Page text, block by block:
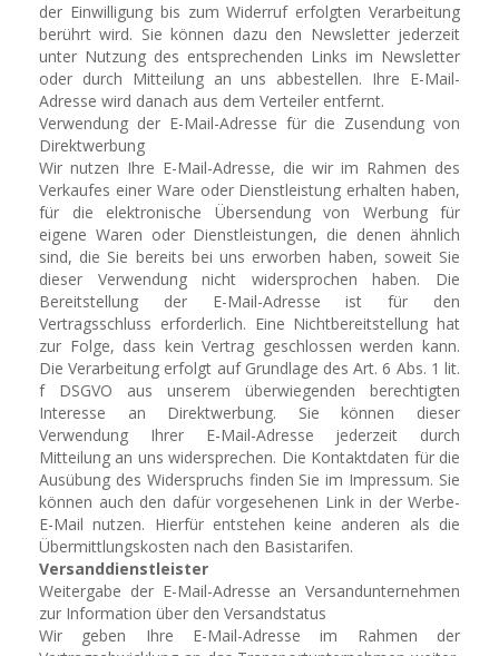
der Einwilligung bis zum Widerruf erfolgten Verarbeitung
berührt wird. Sie können dazu den Newsletter jederzeit
unter Nutzung des entsprechenden Links im Newsletter
oder durch Mitteilung an uns abbestellen. Ihre E-Mail-
Adresse wird danach aus dem Verteiler entfernt.
Verwendung der E-Mail-Adresse für die Zusendung von
Direktwerbung
Wir nutzen Ihre E-Mail-Adresse, die wir im Rahmen des
Verkaufes einer Ware oder Dienstleistung erhalten haben,
für die elektronische Übersendung von Werbung für
eigene Waren oder Dienstleistungen, die denen ähnlich
sind, die Sie bereits bei uns erworben haben, soweit Sie
dieser Verwendung nicht widersprochen haben. Die
Bereitstellung der E-Mail-Adresse ist für den
Vertragsschluss erforderlich. Eine Nichtbereitstellung hat
zur Folge, dass kein Vertrag geschlossen werden kann.
Die Verarbeitung erfolgt auf Grundlage des Art. 6 Abs. 1 lit.
f DSGVO aus unserem überwiegenden berechtigten
Interesse an Direktwerbung. Sie können dieser
Verwendung Ihrer E-Mail-Adresse jederzeit durch
Mitteilung an uns widersprechen. Die Kontaktdaten für die
Ausübung des Widerspruchs finden Sie im Impressum. Sie
können auch den dafür vorgesehenen Link in der Werbe-
E-Mail nutzen. Hierfür entstehen keine anderen als die
Übermittlungskosten nach den Basistarifen.
Versanddienstleister
Weitergabe der E-Mail-Adresse an Versandunternehmen
zur Information über den Versandstatus
Wir geben Ihre E-Mail-Adresse im Rahmen der